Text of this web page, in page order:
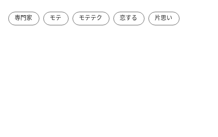
専門家 モテ モテテク 恋する 片思い